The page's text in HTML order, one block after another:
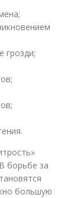
грозди;
борьбе за
большую